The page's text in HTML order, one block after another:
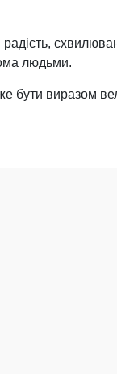
людьми.
бути виразом